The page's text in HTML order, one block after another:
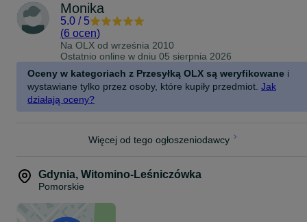
Monika
5.0 / 5
(6 ocen)
Na OLX od września 2010
Ostatnio online w dniu 05 sierpnia 2026
Oceny w kategoriach z Przesyłką OLX są weryfikowane i
wystawiane tylko przez osoby, które kupiły przedmiot. Jak
działają oceny?
Więcej od tego ogłoszeniodawcy
Gdynia, Witomino-Leśniczówka
Pomorskie